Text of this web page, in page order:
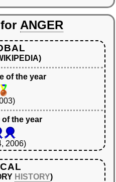
for ANGER
of the year
of the year
2006)
HISTORY)